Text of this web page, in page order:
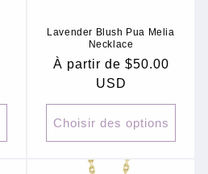
Lavender Blush Pua Melia
Necklace
Prix
À partir de $50.00
USD
Choisir des options